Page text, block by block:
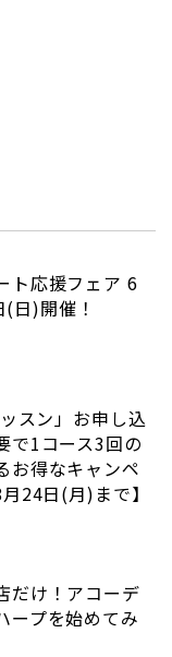
ト応援フェア 6
日)開催！
スン」お申し込
で1コース3回の
お得なキャンペ
24日(月)まで】
だけ！アコーデ
ープを始めてみ